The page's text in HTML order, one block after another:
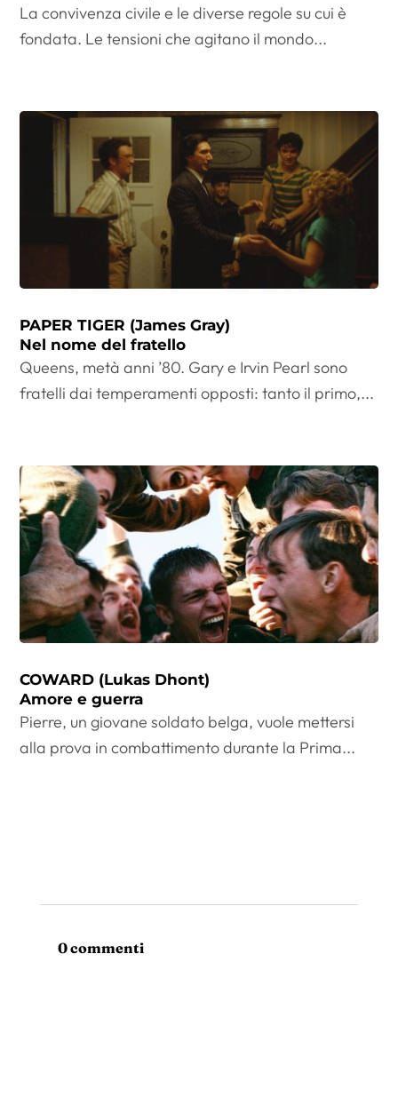
La convivenza civile e le diverse regole su cui è
fondata. Le tensioni che agitano il mondo...
PAPER TIGER (James Gray)
Nel nome del fratello
Queens, metà anni ’80. Gary e Irvin Pearl sono
fratelli dai temperamenti opposti: tanto il primo,...
COWARD (Lukas Dhont)
Amore e guerra
Pierre, un giovane soldato belga, vuole mettersi
alla prova in combattimento durante la Prima...
0 commenti